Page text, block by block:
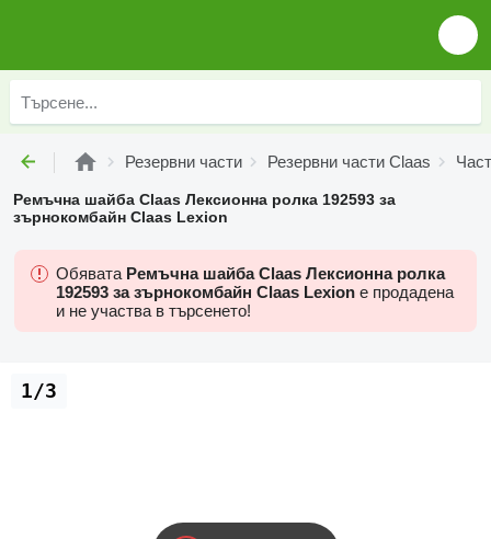
Резервни части Резервни части Claas
Ремъчна шайба Claas Лексионна ролка 192593 за
зърнокомбайн Claas Lexion
Обявата Ремъчна шайба Claas Лексионна ролка
192593 за зърнокомбайн Claas Lexion е продадена
и не участва в търсенето!
1/3